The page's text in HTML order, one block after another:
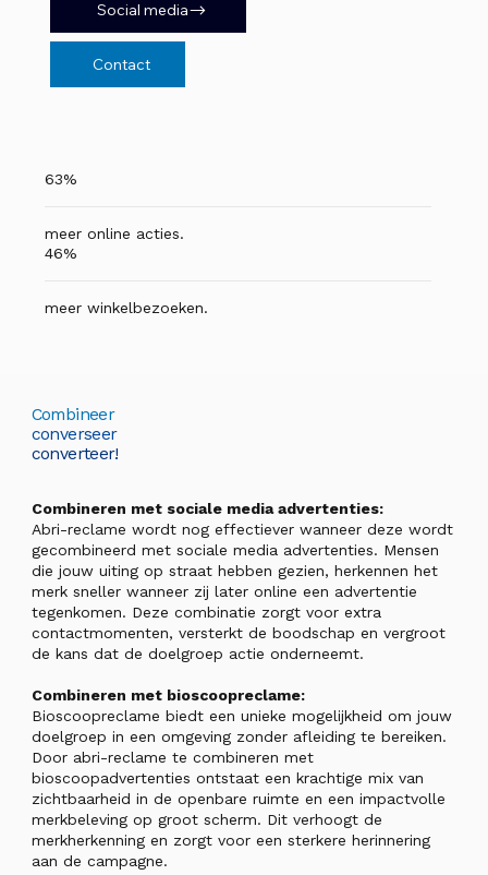
Social media
Contact
63%
meer online acties.
46%
meer winkelbezoeken.
Combineer
converseer
converteer!
Combineren met sociale media advertenties:
Abri-reclame wordt nog effectiever wanneer deze wordt
gecombineerd met sociale media advertenties. Mensen
die jouw uiting op straat hebben gezien, herkennen het
merk sneller wanneer zij later online een advertentie
tegenkomen. Deze combinatie zorgt voor extra
contactmomenten, versterkt de boodschap en vergroot
de kans dat de doelgroep actie onderneemt.
Combineren met bioscoopreclame:
Bioscoopreclame biedt een unieke mogelijkheid om jouw
doelgroep in een omgeving zonder afleiding te bereiken.
Door abri-reclame te combineren met
bioscoopadvertenties ontstaat een krachtige mix van
zichtbaarheid in de openbare ruimte en een impactvolle
merkbeleving op groot scherm. Dit verhoogt de
merkherkenning en zorgt voor een sterkere herinnering
aan de campagne.